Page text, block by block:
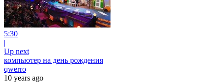
5:30
|
Up next
компьютер на день рождения
qwerro
10 years ago